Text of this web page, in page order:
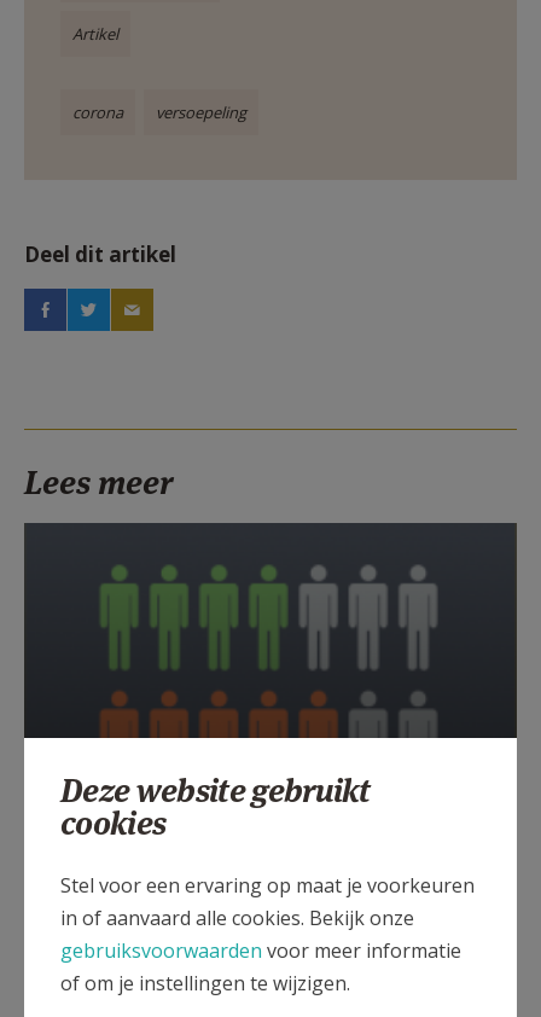
Artikel
corona versoepeling
Deel dit artikel
Lees meer
Meer dan 1 op 5 Vlamingen leest
Kerknet of Kerk & Leven
Deze website gebruikt
cookies
Stel voor een ervaring op maat je voorkeuren
in of aanvaard alle cookies. Bekijk onze
gebruiksvoorwaarden voor meer informatie
of om je instellingen te wijzigen.